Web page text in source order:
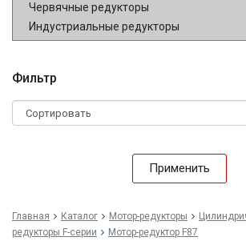
Червячные редукторы
Индустриальные редукторы
Фильтр
Применить
Главная Каталог Мотор-редукторы
редукторы F-серии
Мотор-редуктор F87